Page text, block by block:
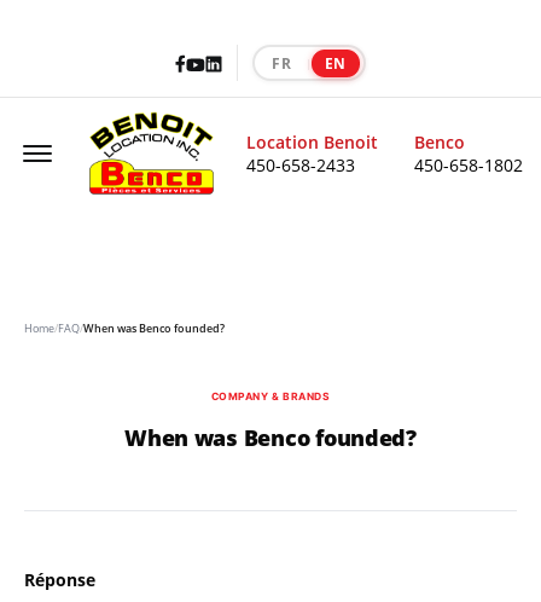
Facebook
Youtube
LinkedIn
FR EN
Offcanvas Menu Open
Location Benoit
450-658-2433
Benco
450-658-1802
Home/FAQ/When was Benco founded?
COMPANY & BRANDS
When was Benco founded?
Réponse